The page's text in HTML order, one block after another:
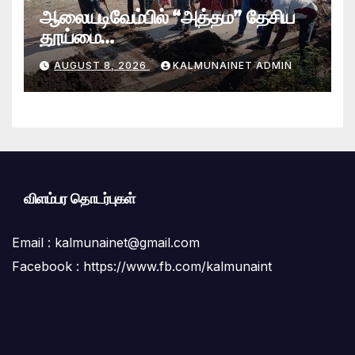
ஆலையடிவேம்பில் “அத்தம” தேசிய
தூய்மை
வேலைத்திட்டம்.:ஆலையடிவேம்பு
பிரதேச செயலகமும் பிரதேச சபையும்
இணைந்து விசேட தூய்மைப் பணி.
AUGUST 8, 2026 KALMUNAINET ADMIN
விளம்பர தொடர்புகள்
Email : kalmunainet@gmail.com
Facebook : https://www.fb.com/kalmunaint